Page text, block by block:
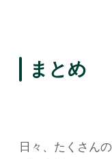
まとめ
日々、たくさん